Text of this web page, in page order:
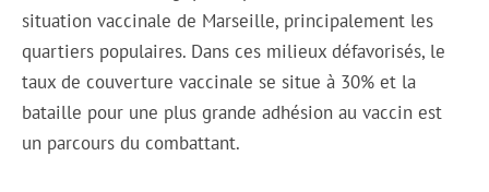
situation vaccinale de Marseille, principalement les
quartiers populaires. Dans ces milieux défavorisés, le
taux de couverture vaccinale se situe à 30% et la
bataille pour une plus grande adhésion au vaccin est
un parcours du combattant.